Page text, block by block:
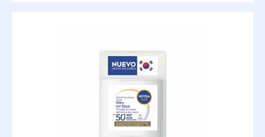
FACTOR DE PROTECTOR SOLAR